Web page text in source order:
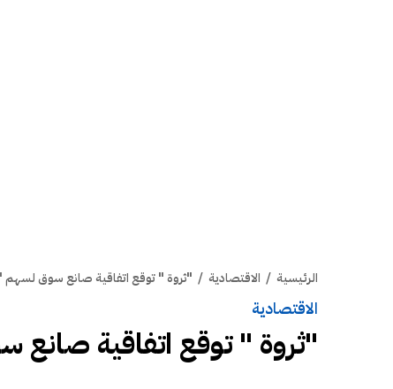
الرئيسية / الاقتصادية / "ثروة " توقع اتفاقية صانع سوق لسهم
الاقتصادية
"ثروة " توقع اتفاقية صانع